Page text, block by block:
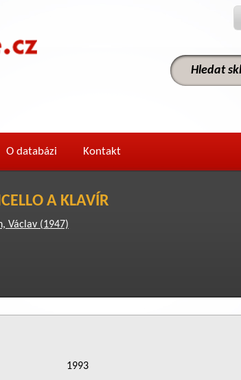
O databázi Kontakt
A KLAVÍR
Václav (1947)
1993